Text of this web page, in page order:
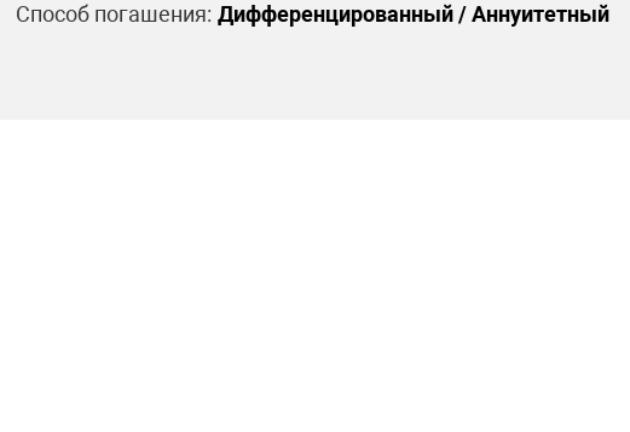
Способ погашения: Дифференцированный / Аннуитетный